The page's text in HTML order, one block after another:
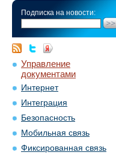
Подписка на новости:
Управление
документами
Интернет
Интеграция
Безопасность
Мобильная связь
Фиксированная связь